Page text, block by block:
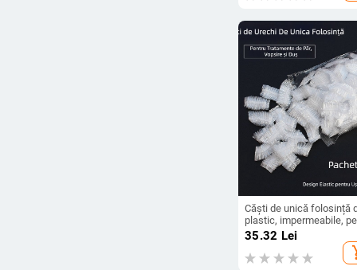
Căști de unică folosință
plastic, impermeabile,
tratamentul părului, căști
baie, pentru orificiul
salon de coafură, pachet
35.32 Lei